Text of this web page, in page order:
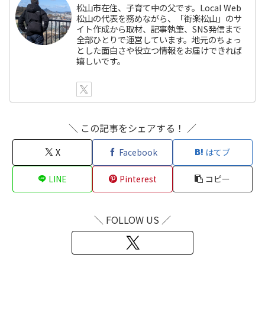
松山市在住、子育て中の父です。Local Web
松山の代表を務めながら、「街楽松山」のサ
イト作成から取材、記事執筆、SNS発信まで
全部ひとりで運営しています。地元のちょっ
とした面白さや役立つ情報をお届けできれば
嬉しいです。
＼ この記事をシェアする！ ／
X Facebook はてブ
LINE Pinterest コピー
＼ FOLLOW US ／